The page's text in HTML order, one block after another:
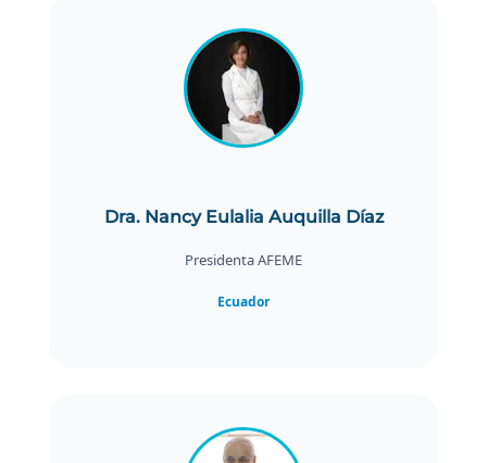
Dra. Nancy Eulalia Auquilla Díaz
Presidenta AFEME
Ecuador